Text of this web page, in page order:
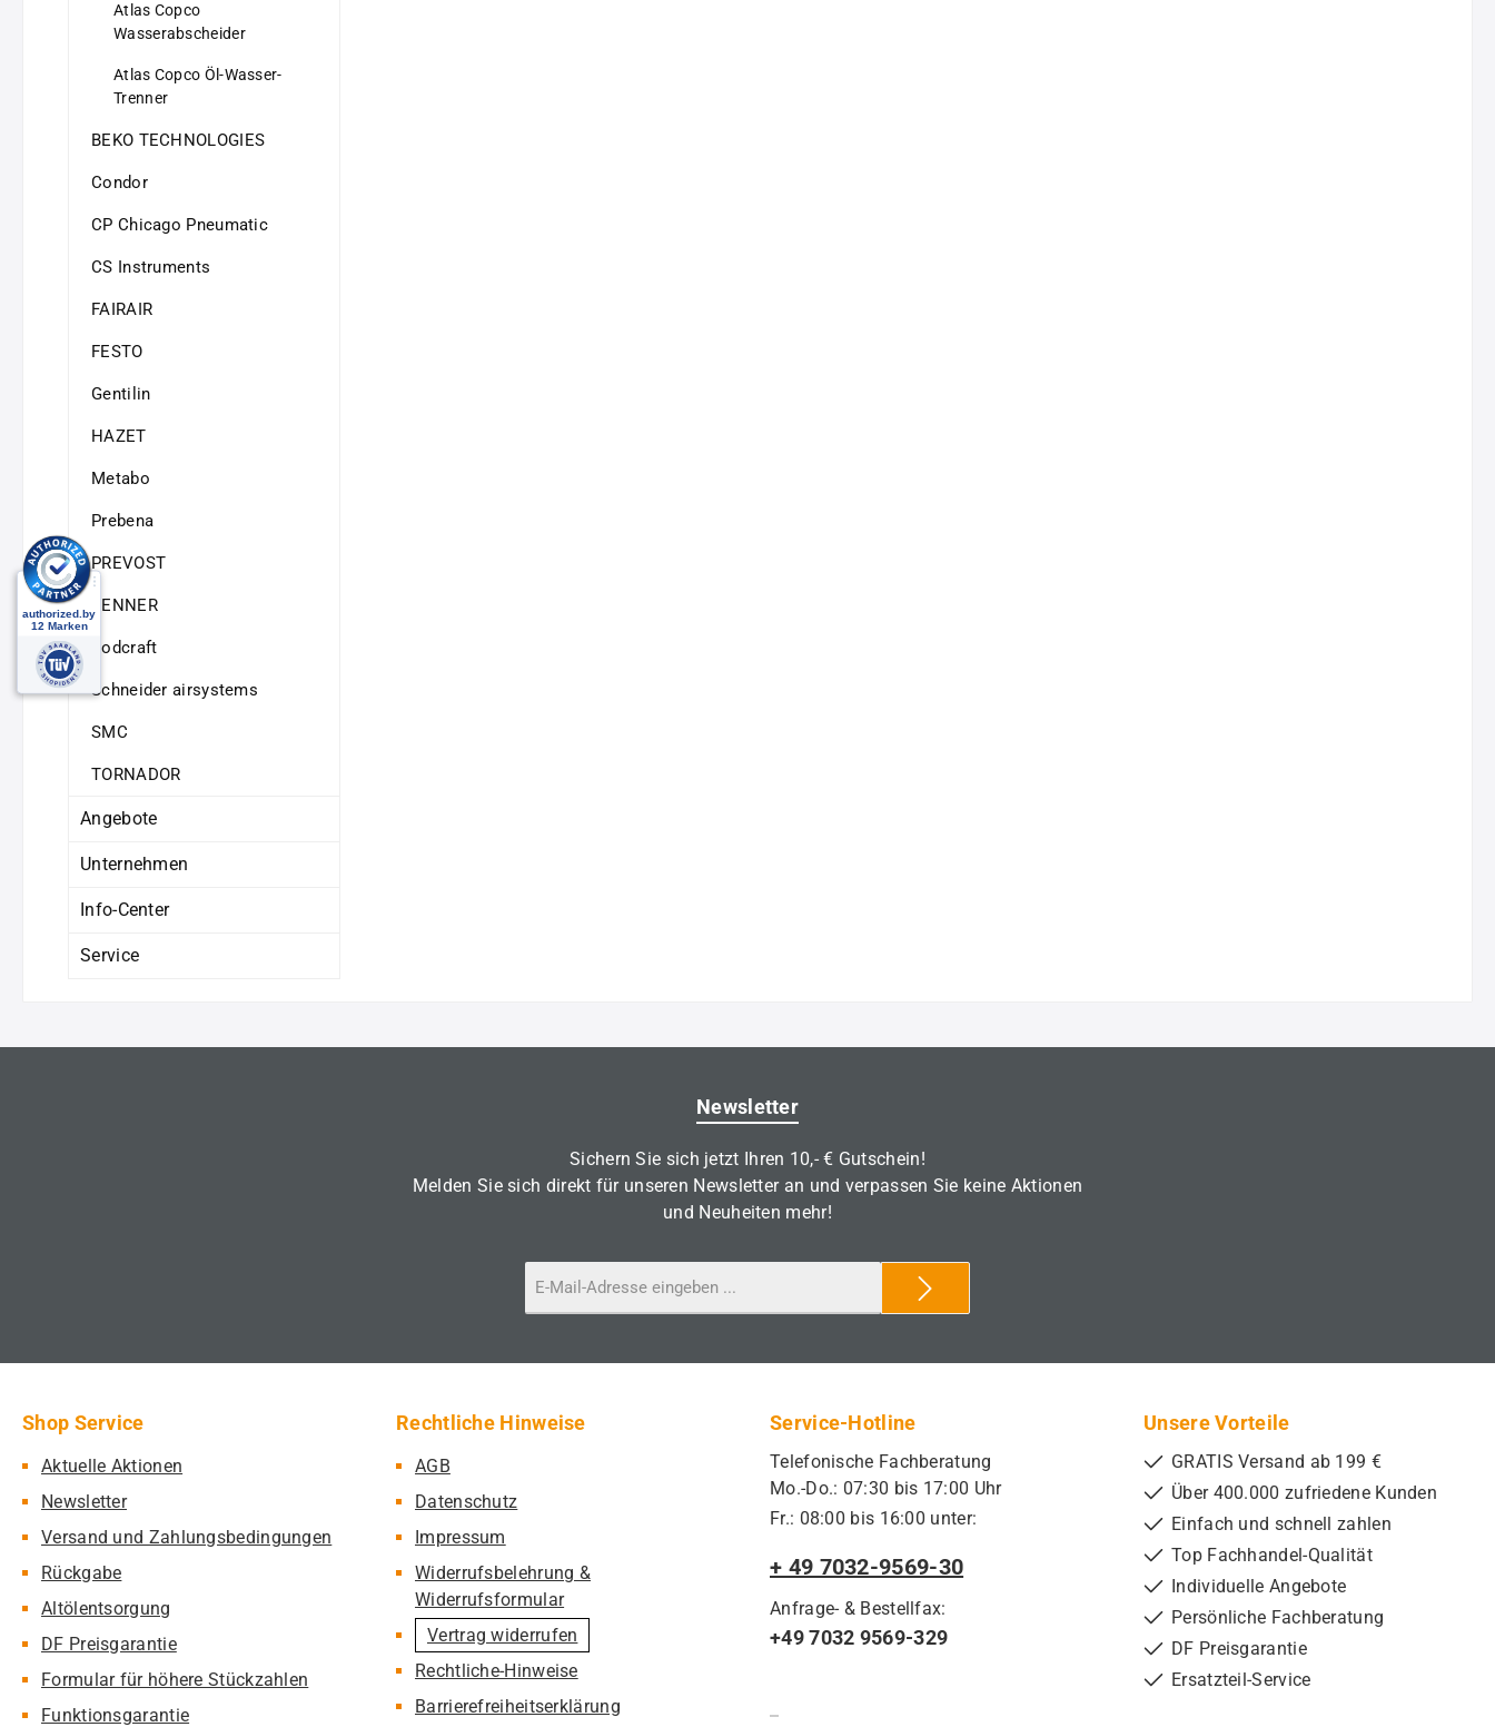
Atlas Copco
Wasserabscheider
Atlas Copco Öl-Wasser-
Trenner
BEKO TECHNOLOGIES
Condor
CP Chicago Pneumatic
CS Instruments
FAIRAIR
FESTO
Gentilin
HAZET
Metabo
Prebena
PREVOST
RENNER
Rodcraft
Schneider airsystems
SMC
TORNADOR
Angebote
Unternehmen
Info-Center
Service
Newsletter
Sichern Sie sich jetzt Ihren 10,- € Gutschein!
Melden Sie sich direkt für unseren Newsletter an und verpassen Sie keine Aktionen
und Neuheiten mehr!
Service-Hotline
Telefonische Fachberatung
Mo.-Do.: 07:30 bis 17:00 Uhr
Fr.: 08:00 bis 16:00 unter:
+ 49 7032-9569-30
Anfrage- & Bestellfax:
+49 7032 9569-329
Shop Service
Aktuelle Aktionen
Newsletter
Versand und Zahlungsbedingungen
Rückgabe
Altölentsorgung
DF Preisgarantie
Formular für höhere Stückzahlen
Funktionsgarantie
Rechtliche Hinweise
AGB
Datenschutz
Impressum
Widerrufsbelehrung &
Widerrufsformular
Vertrag widerrufen
Rechtliche-Hinweise
Barrierefreiheitserklärung
Unsere Vorteile
GRATIS Versand ab 199 €
Über 400.000 zufriedene Kunden
Einfach und schnell zahlen
Top Fachhandel-Qualität
Individuelle Angebote
Persönliche Fachberatung
DF Preisgarantie
Ersatzteil-Service